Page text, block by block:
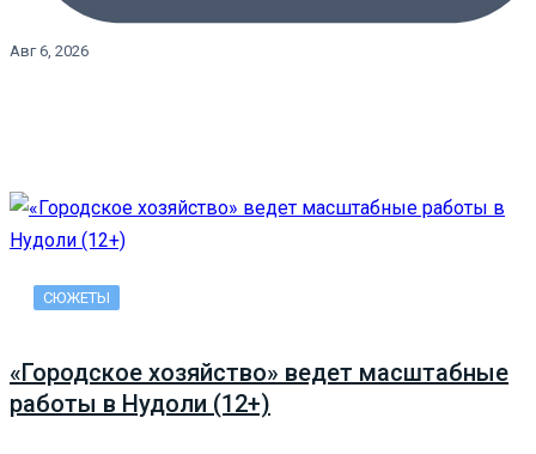
Авг 6, 2026
СЮЖЕТЫ
«Городское хозяйство» ведет масштабные
работы в Нудоли (12+)